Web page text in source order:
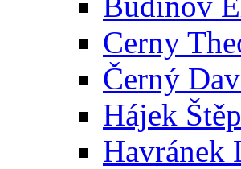
Cerny
Černý
Hájek
Havránek